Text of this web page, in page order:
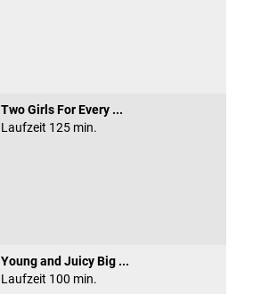
Two Girls For Every ...
Laufzeit 125 min.
Young and Juicy Big ...
Laufzeit 100 min.